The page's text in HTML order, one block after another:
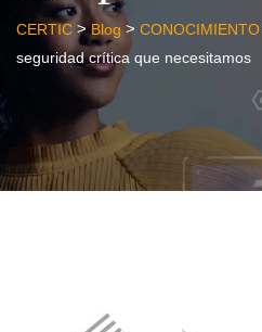
CERTIC >Blog > CONOCIMIENTO
seguridad crítica que necesitamos